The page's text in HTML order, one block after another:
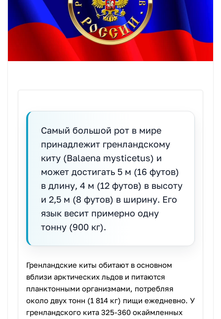
Самый большой рот в мире
принадлежит гренландскому
киту (Balaena mysticetus) и
может достигать 5 м (16 футов)
в длину, 4 м (12 футов) в высоту
и 2,5 м (8 футов) в ширину. Его
язык весит примерно одну
тонну (900 кг).
Гренландские киты обитают в основном
вблизи арктических льдов и питаются
планктонными организмами, потребляя
около двух тонн (1 814 кг) пищи ежедневно. У
гренландского кита 325-360 окаймленных